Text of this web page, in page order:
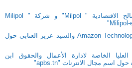
الاقتصادية " Milpol
"
و شركة " Milipol
Amazon والسيد عزيز العنابي حول
العليا الخاصة لادارة الأعمال والحقوق ابن
حول اسم مجال الانترنات "apbs.tn"